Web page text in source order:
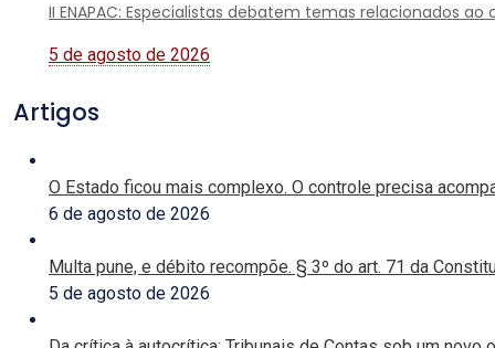
II ENAPAC: Especialistas debatem temas relacionados
5 de agosto de 2026
Artigos
O Estado ficou mais complexo. O controle precisa
6 de agosto de 2026
Multa pune, e débito recompõe. § 3º do art. 71 da
5 de agosto de 2026